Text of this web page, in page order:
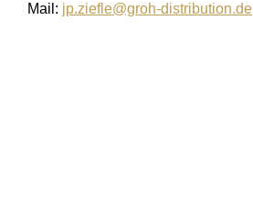
Mail: jp.ziefle@groh-distribution.de